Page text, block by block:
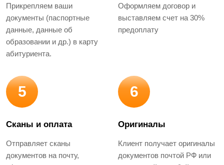
Прикрепляем ваши
документы (паспортные
данные, данные об
образовании и др.) в карту
абитуриента.
Оформляем договор и
выставляем счет на 30%
предоплату
5
Сканы и оплата
Отправляет сканы
документов на почту,
6
Оригиналы
Клиент получает оригиналы
документов почтой РФ или